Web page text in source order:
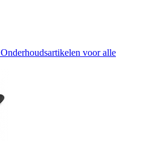
Onderhoudsartikelen voor alle